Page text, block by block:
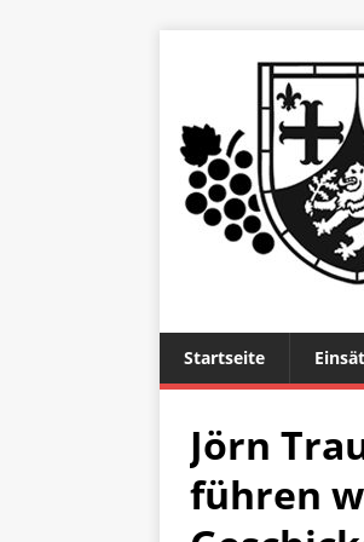
Startseite
Jörn
führen